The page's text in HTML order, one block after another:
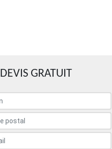
DEVIS GRATUIT